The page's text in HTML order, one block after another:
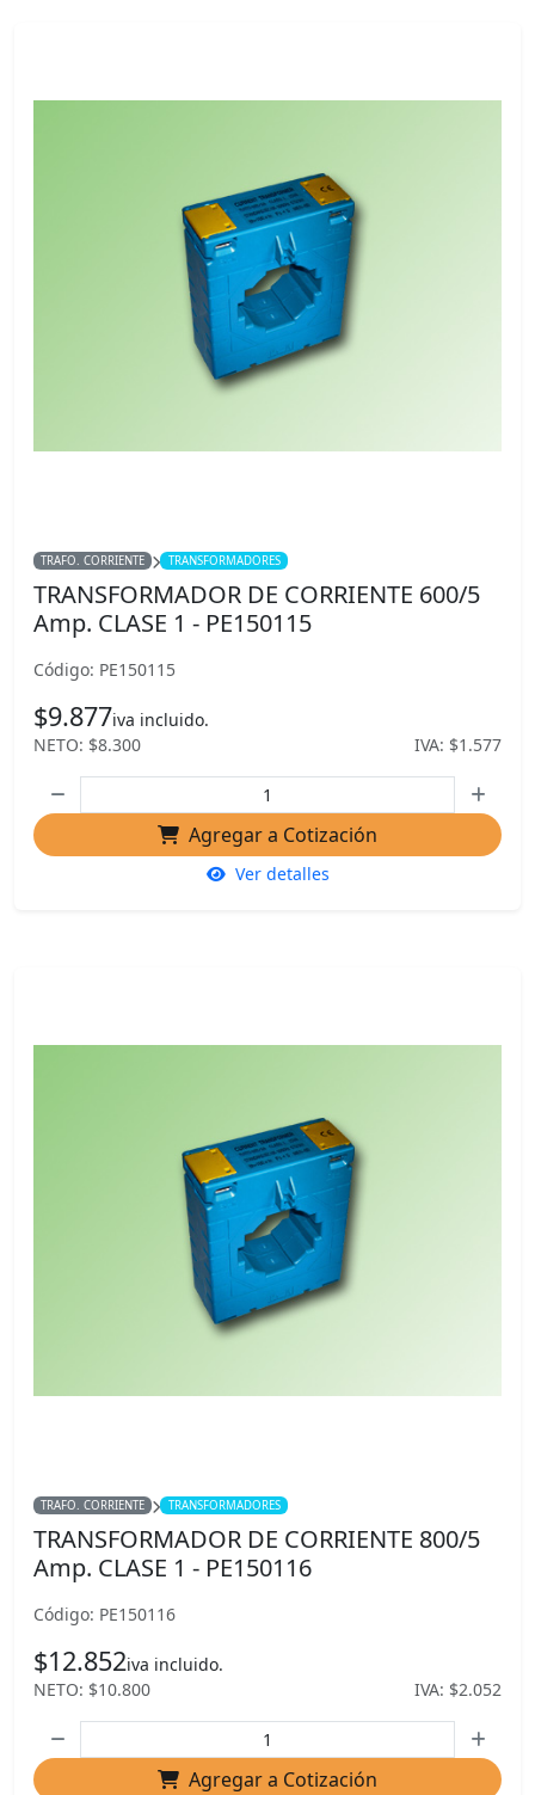
TRAFO. CORRIENTE TRANSFORMADORES
TRANSFORMADOR DE CORRIENTE 600/5
Amp. CLASE 1 - PE150115
Código: PE150115
$9.877iva incluido.
NETO: $8.300
IVA: $1.577
Agregar a Cotización
Ver detalles
TRAFO. CORRIENTE TRANSFORMADORES
TRANSFORMADOR DE CORRIENTE 800/5
Amp. CLASE 1 - PE150116
Código: PE150116
$12.852iva incluido.
NETO: $10.800
IVA: $2.052
Agregar a Cotización